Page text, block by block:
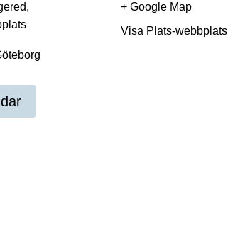
+ Google Map
Visa Plats-webbplats